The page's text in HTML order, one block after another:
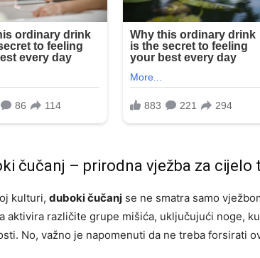
čučanj – prirodna vježba za cijelo
kulturi, duboki čučanj se ne smatra samo
aktivira različite grupe mišića, uključujući noge,
No, važno je napomenuti da ne treba forsirati